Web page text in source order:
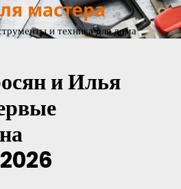
мастера
и техника для дома
и Илья